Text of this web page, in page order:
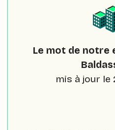
Le mot de notre
mis à jour le